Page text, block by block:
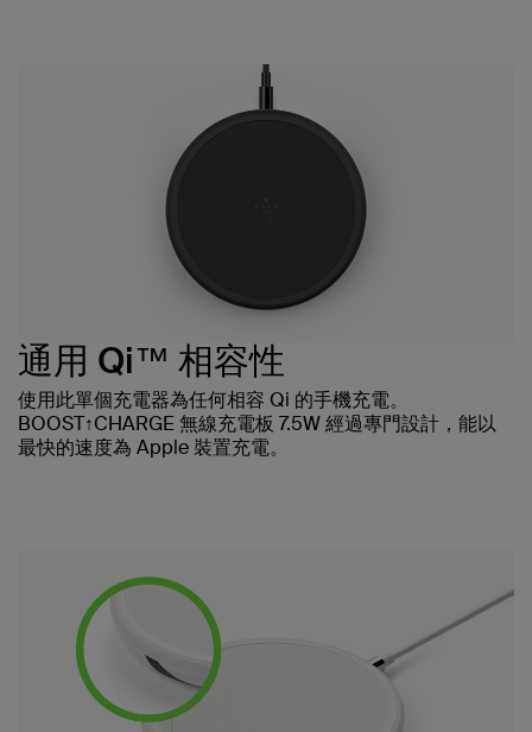
通用 Qi™ 相容性
使用此單個充電器為任何相容 Qi 的手機充電。
BOOST↑CHARGE 無線充電板 7.5W 經過專門設計，能以
最快的速度為 Apple 裝置充電。